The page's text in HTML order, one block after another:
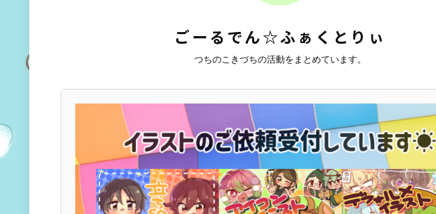
ごーるでん☆ふぁくとりぃ
つちのこきづちの活動をまとめています。